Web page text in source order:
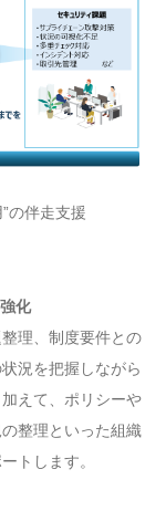
の伴走支援
化
理、制度要件との
況を把握しながら
えて、ポリシーや
整理といった組織
トします。